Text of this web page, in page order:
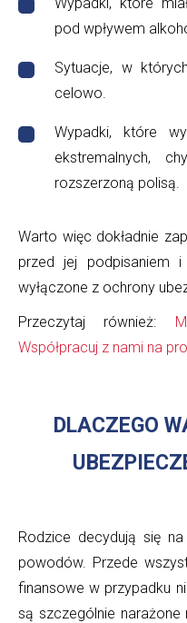
pod wpływem
Sytuacje, w
celowo.
Wypadki, które
ekstremalnych,
rozszerzoną polisą.
Warto więc dokładnie
przed jej podpisaniem
wyłączone z ochrony
Przeczytaj również:
Współpracuj z nami na
DLACZEGO
Rodzice decydują się na
powodów. Przede
finansowe w przypadku
są szczególnie